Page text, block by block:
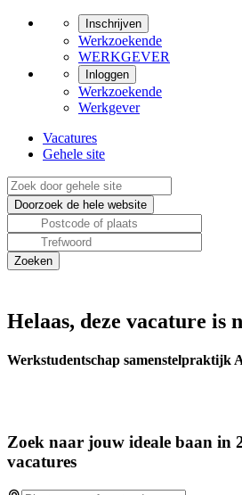
Inschrijven
Werkzoekende
WERKGEVER
Inloggen
Werkzoekende
Werkgever
Vacatures
Gehele site
Helaas, deze vacature is
Werkstudentschap samenstelpraktijk
Zoek naar jouw ideale baan in
vacatures